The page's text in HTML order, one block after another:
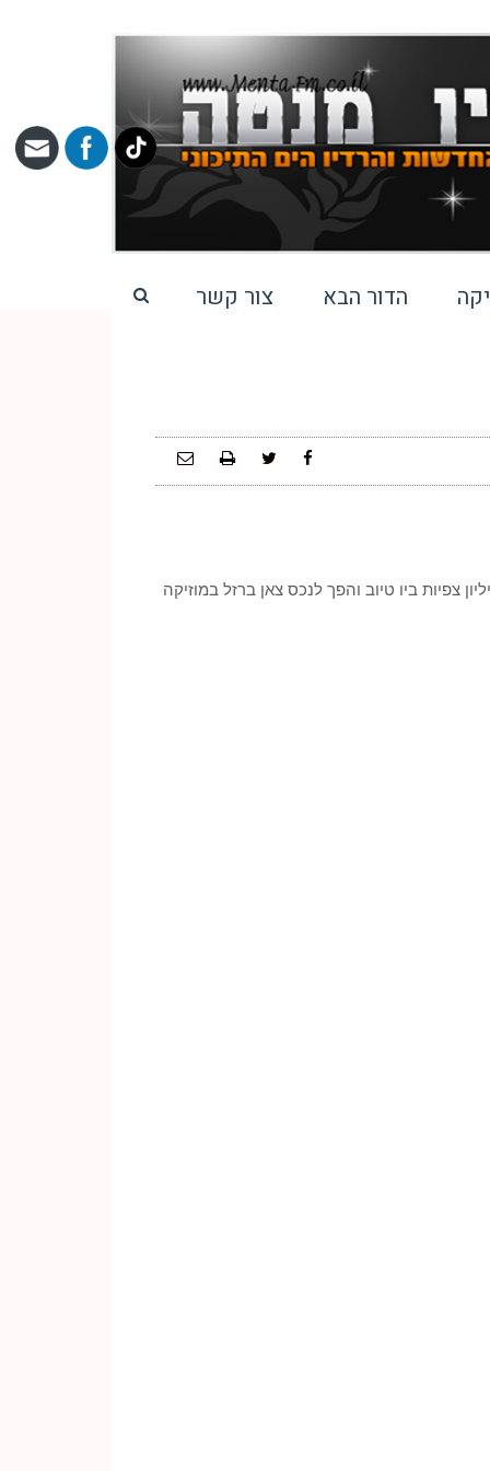
הדור הבא צור קשר
שירו של דודו אהרון, הפך לאחד מהשירים המצליחים והמדוברים ביותר בעשור האחרון בישראל. הוא זכה ל-8 מיליון צפיות ביו טיוב והפך לנכס צאן ברזל במוזיקה